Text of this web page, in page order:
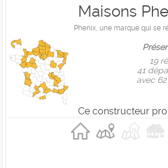
Maisons
Phenix, une marque qui se
19
41
avec
Ce constructeur